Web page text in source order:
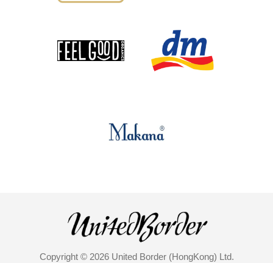
Copyright © 2026 United Border (HongKong) Ltd.